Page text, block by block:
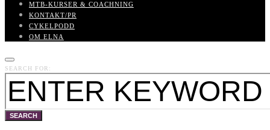
MTB-KURSER & COACHNING
KONTAKT/PR
CYKELPODD
OM ELNA
SEARCH FOR:
SEARCH